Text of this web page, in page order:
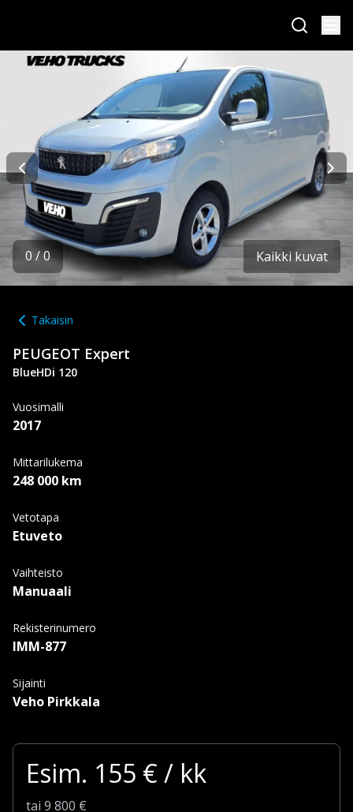
0 /0 Kaikki kuvat
Takaisin
PEUGEOT Expert
BlueHDi 120
Vuosimalli
2017
Mittarilukema
248 000 km
Vetotapa
Etuveto
Vaihteisto
Manuaali
Rekisterinumero
IMM-877
Sijainti
Veho Pirkkala
Esim. 155 € / kk
tai 9 800 €